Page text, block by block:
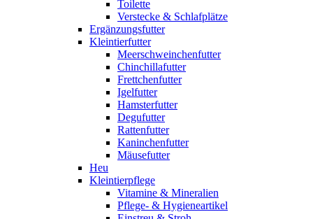
Toilette
Verstecke & Schlafplätze
Ergänzungsfutter
Kleintierfutter
Meerschweinchenfutter
Chinchillafutter
Frettchenfutter
Igelfutter
Hamsterfutter
Degufutter
Rattenfutter
Kaninchenfutter
Mäusefutter
Heu
Kleintierpflege
Vitamine & Mineralien
Pflege- & Hygieneartikel